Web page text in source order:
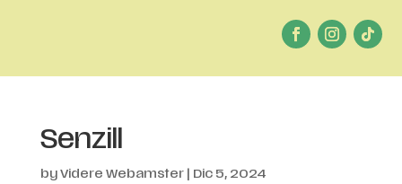
Senzill
by Videre Webamster| Dic 5, 2024